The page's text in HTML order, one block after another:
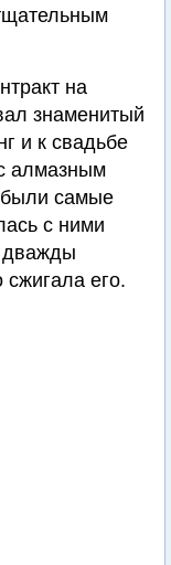
на
знаменитый
и к свадьбе
алмазным
самые
с ними
дважды
его.